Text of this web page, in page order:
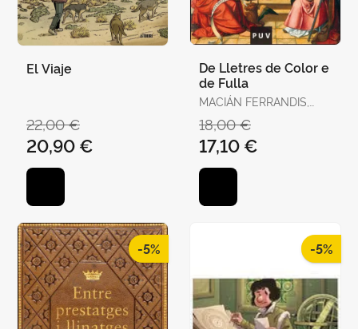
El Viaje
22,00 €
20,90 €
De Lletres de Color e
de Fulla
MACIÁN FERRANDIS,
18,00 €
17,10 €
-5% -5%